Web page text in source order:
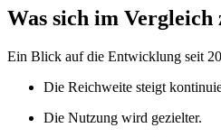
Was sich im
Ein Blick auf die Entwicklung seit
Die Reichweite steigt
Die Nutzung wird gezielter.